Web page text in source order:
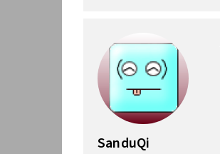
SanduQi